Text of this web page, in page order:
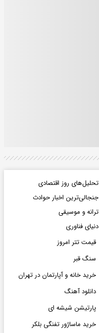
تحلیل‌های روز اقتصادی
جنجالی‌ترین اخبار حوادث
ترانه و موسیقی
دنیای فناوری
قیمت تتر امروز
سنگ قبر
خرید خانه و آپارتمان در تهران
دانلود آهنگ
پارتیشن شیشه ای
خرید ماساژور تفنگی بلکر